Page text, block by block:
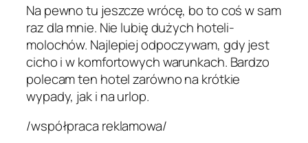
Na pewno tu jeszcze wrócę, bo to coś w sam
raz dla mnie. Nie lubię dużych hoteli-
molochów. Najlepiej odpoczywam, gdy jest
cicho i w komfortowych warunkach. Bardzo
polecam ten hotel zarówno na krótkie
wypady, jak i na urlop.
/współpraca reklamowa/